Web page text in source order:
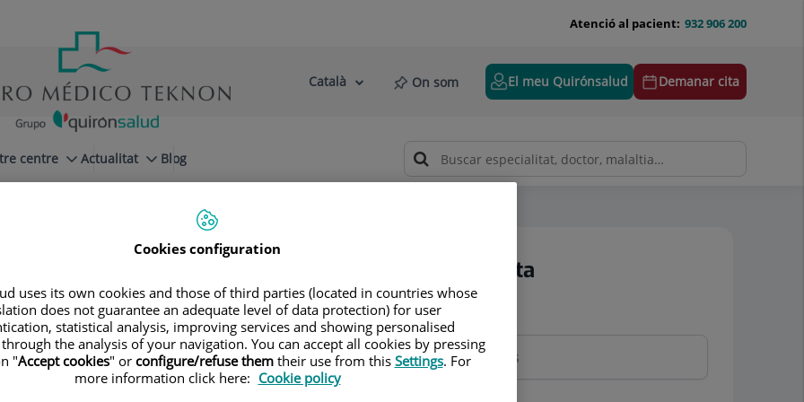
932 906 200
Atenció al pacient:
Selector
Llenguatge
Català On som El meu Quirónsalud Demanar cita
centre Actualitat Blog
Riambau
Demanar cita
Nom i cognoms
Cookies configuration
uses its own cookies and those of third parties (located in countries whose
does not guarantee an adequate level of data protection) for user
statistical analysis, improving services and showing personalised
the analysis of your navigation. You can accept all cookies by pressing
"Accept cookies" or configure/refuse themtheir use from this Settings. For
more information click here: Cookie policy